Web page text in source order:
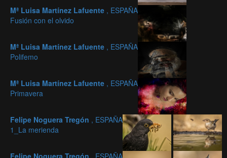
Mª Luisa Martínez Lafuente , ESPAÑA
Fusión con el olvido
Mª Luisa Martínez Lafuente , ESPAÑA
Polifemo
Mª Luisa Martínez Lafuente , ESPAÑA
Primavera
Felipe Noguera Tregón , ESPAÑA
1_La merienda
Felipe Noguera Tregón , ESPAÑA